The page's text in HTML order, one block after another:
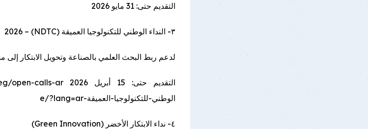
التقديم حتى: 31 مايو 2026
٣- النداء الوطني للتكنولوجيا العميقة (NDTC) – 2026
لدعم ربط البحث العلمي بالصناعة وتحويل الابتكار إلى
الوطني-للتكنولوجيا-العميقة-e/?lang=ar
٤- نداء الابتكار الأخضر (Green Innovation)